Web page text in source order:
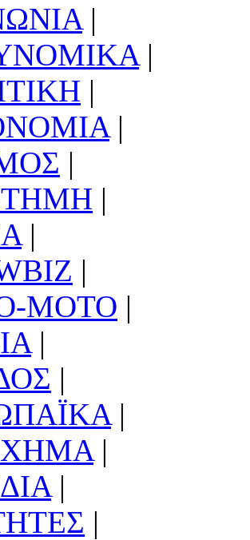
|
|
|
|
|
|
|
|
MOTO |
|
|
|
|
|
|